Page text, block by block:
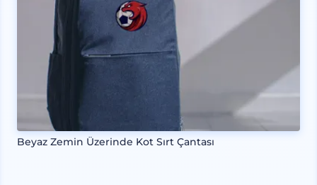
Beyaz Zemin Üzerinde Kot Sırt Çantası